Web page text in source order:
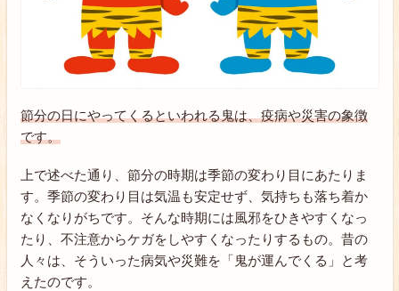
節分の日にやってくるといわれる鬼は、疫病や災害の象徴
です。
上で述べた通り、節分の時期は季節の変わり目にあたりま
す。季節の変わり目は気温も安定せず、気持ちも落ち着か
なくなりがちです。そんな時期には風邪をひきやすくなっ
たり、不注意からケガをしやすくなったりするもの。昔の
人々は、そういった病気や災難を「鬼が運んでくる」と考
えたのです。